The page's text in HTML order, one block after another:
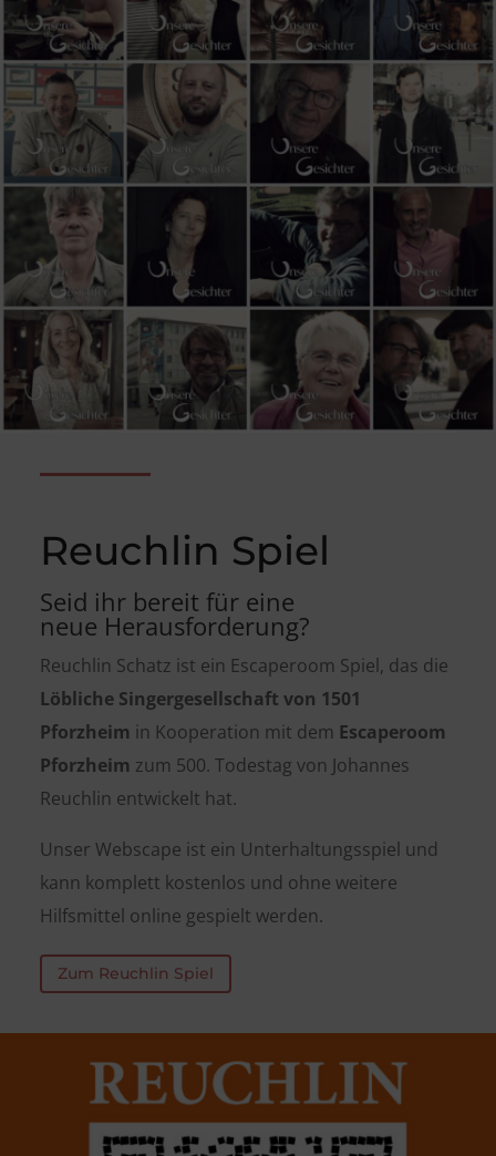
Reuchlin Spiel
Seid ihr bereit für eine
neue Herausforderung?
Reuchlin Schatz ist ein Escaperoom Spiel, das die
Löbliche Singergesellschaft von 1501
Pforzheim in Kooperation mit dem Escaperoom
Pforzheim zum 500. Todestag von Johannes
Reuchlin entwickelt hat.
Unser Webscape ist ein Unterhaltungsspiel und
kann komplett kostenlos und ohne weitere
Hilfsmittel online gespielt werden.
Zum Reuchlin Spiel